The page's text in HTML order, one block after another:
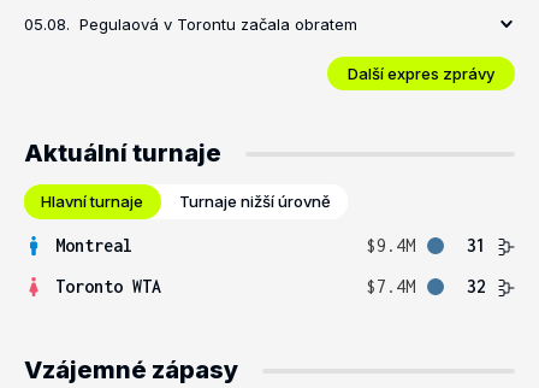
05.08. Pegulaová v Torontu začala obratem
Další expres zprávy
Aktuální turnaje
Hlavní turnaje Turnaje nižší úrovně
Montreal $9.4M
31
Toronto WTA
$7.4M 32
Vzájemné zápasy